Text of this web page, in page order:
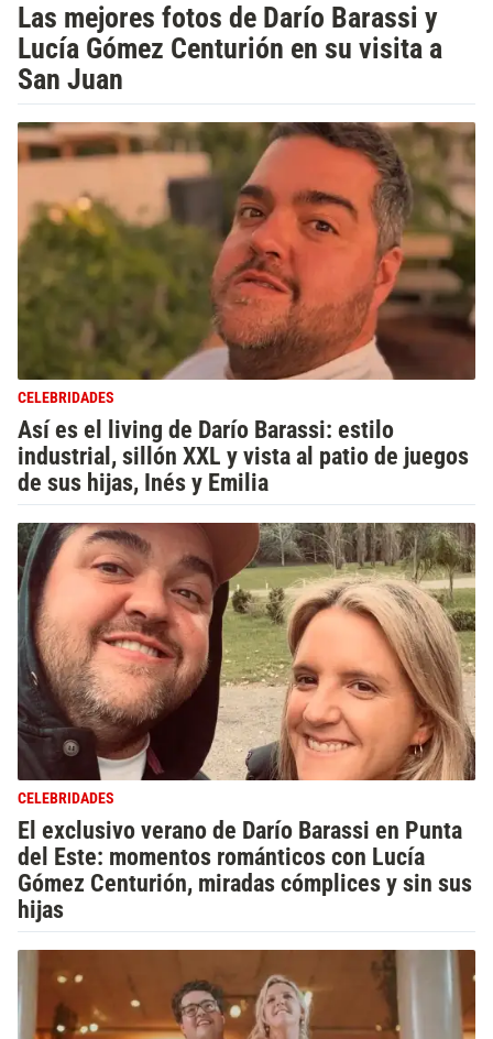
Las mejores fotos de Darío Barassi y
Lucía Gómez Centurión en su visita a
San Juan
CELEBRIDADES
Así es el living de Darío Barassi: estilo
industrial, sillón XXL y vista al patio de juegos
de sus hijas, Inés y Emilia
CELEBRIDADES
El exclusivo verano de Darío Barassi en Punta
del Este: momentos románticos con Lucía
Gómez Centurión, miradas cómplices y sin sus
hijas